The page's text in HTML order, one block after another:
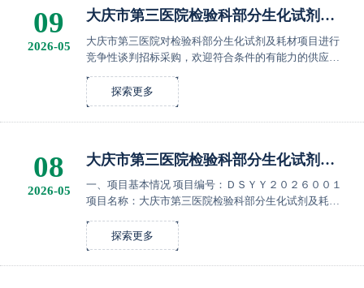
09
2026-05
大庆市第三医院检验科部分生化试剂及
耗材采购公告（第四次）
大庆市第三医院对检验科部分生化试剂及耗材项目进行
竞争性谈判招标采购，欢迎符合条件的有能力的供应商
生化试剂及耗材采购项目 二、项目编号：ＤＳＹＹ２０
２...
探索更多
08
2026-05
大庆市第三医院检验科部分生化试剂及
耗材采购项目废标公告（第三次）
一、项目基本情况 项目编号：ＤＳＹＹ２０２６００１
项目名称：大庆市第三医院检验科部分生化试剂及耗材
他补充事宜 无。 四、凡对本项目提出询问，请按以下...
探索更多